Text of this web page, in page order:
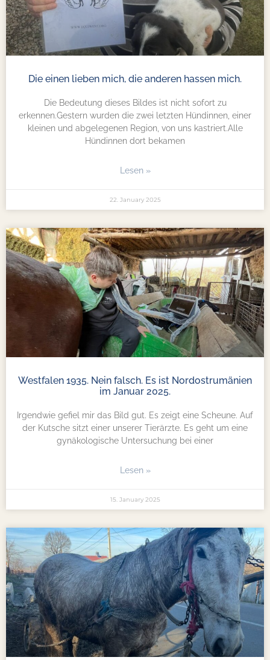
Die einen lieben mich, die anderen hassen mich.
Die Bedeutung dieses Bildes ist nicht sofort zu
erkennen.Gestern wurden die zwei letzten Hündinnen, einer
kleinen und abgelegenen Region, von uns kastriert.Alle
Hündinnen dort bekamen
Lesen »
22. January 2025
Westfalen 1935. Nein falsch. Es ist Nordostrumänien
im Januar 2025.
Irgendwie gefiel mir das Bild gut. Es zeigt eine Scheune. Auf
der Kutsche sitzt einer unserer Tierärzte. Es geht um eine
gynäkologische Untersuchung bei einer
Lesen »
15. January 2025